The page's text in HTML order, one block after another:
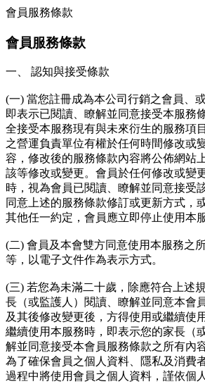
會員服務條款
會員服務條款
一、 認知與接受條款
(一) 當您註冊成為本公司行銷之會員、
即表示已閱讀、瞭解並同意接受本服務
全接受本服務現有與未來衍生的服務項
之營運負責單位有權於任何時間修改或
容，修改後的服務條款內容將公佈網站
該等修改或變更。會員於任何修改或變
時，視為會員已閱讀、瞭解並同意接受
同意上述的服務條款修訂或更新方式，
其他任一約定，會員應立即停止使用本服
(二) 會員及本會雙方同意使用本服務之
等，以電子文件作為表示方式。
(三) 若您為未滿二十歲，除應符合上述
長（或監護人）閱讀、瞭解並同意本會
及其後修改變更後，方得使用或繼續使
繼續使用本服務時，即表示您的家長（
解並同意接受本會員服務條款之所有內
為了確保會員之個人資料、隱私及消費
過程中將使用會員之個人資料，謹依個